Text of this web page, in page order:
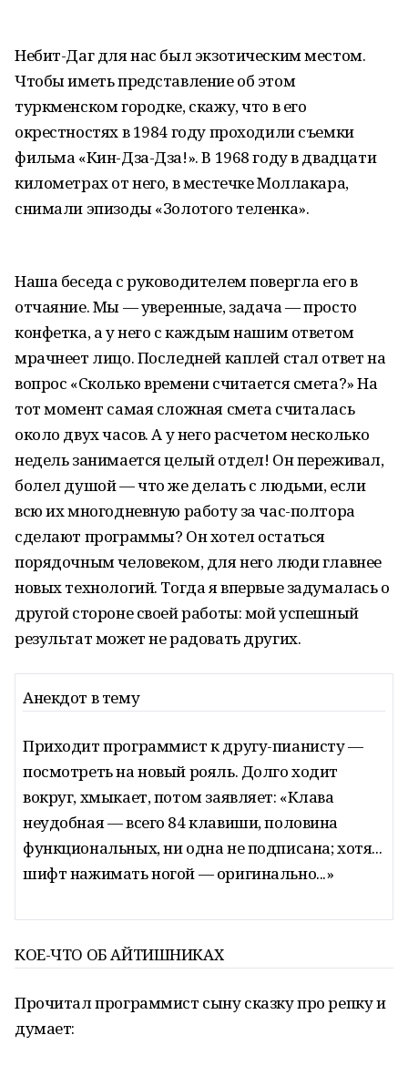
Небит-Даг для нас был экзотическим местом.
Чтобы иметь представление об этом
туркменском городке, скажу, что в его
окрестностях в 1984 году проходили съемки
фильма «Кин-Дза-Дза!». В 1968 году в двадцати
километрах от него, в местечке Моллакара,
снимали эпизоды «Золотого теленка».
Наша беседа с руководителем повергла его в
отчаяние. Мы — уверенные, задача — просто
конфетка, а у него с каждым нашим ответом
мрачнеет лицо. Последней каплей стал ответ на
вопрос «Сколько времени считается смета?» На
тот момент самая сложная смета считалась
около двух часов. А у него расчетом несколько
недель занимается целый отдел! Он переживал,
болел душой — что же делать с людьми, если
всю их многодневную работу за час-полтора
сделают программы? Он хотел остаться
порядочным человеком, для него люди главнее
новых технологий. Тогда я впервые задумалась о
другой стороне своей работы: мой успешный
результат может не радовать других.
Анекдот в тему
Приходит программист к другу-пианисту —
посмотреть на новый рояль. Долго ходит
вокруг, хмыкает, потом заявляет: «Клава
неудобная — всего 84 клавиши, половина
функциональных, ни одна не подписана; хотя...
шифт нажимать ногой — оригинально...»
КОЕ-ЧТО ОБ АЙТИШНИКАХ
Прочитал программист сыну сказку про репку и
думает: